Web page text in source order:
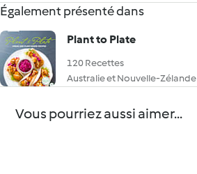
Également présenté dans
Plant to Plate
120 Recettes
Australie et Nouvelle-Zélande
Vous pourriez aussi aimer...